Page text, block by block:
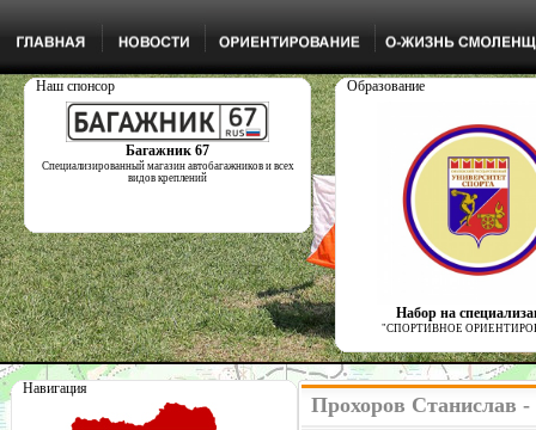
Наш спонсор
Багажник 67
Специализированный магазин автобагажников и всех
видов креплений
Образование
Набор на
"СПОРТИВНОЕ
Навигация
Прохоров Станислав